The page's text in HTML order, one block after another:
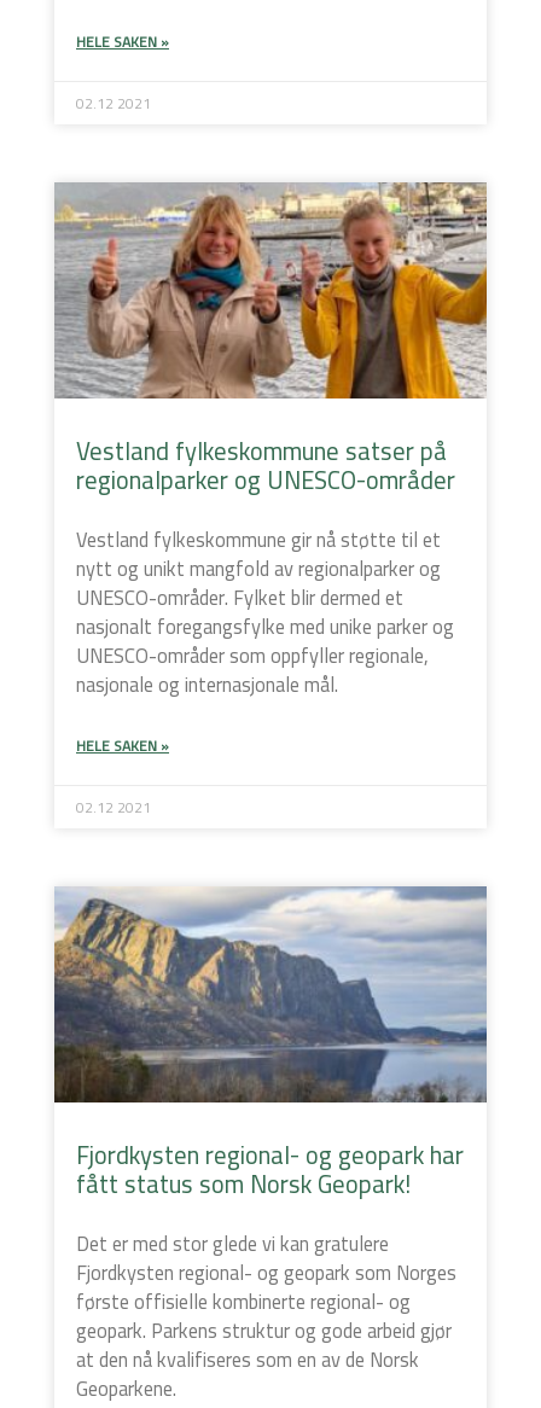
HELE SAKEN »
02.12 2021
Vestland fylkeskommune satser på
regionalparker og UNESCO-områder
Vestland fylkeskommune gir nå støtte til et
nytt og unikt mangfold av regionalparker og
UNESCO-områder. Fylket blir dermed et
nasjonalt foregangsfylke med unike parker og
UNESCO-områder som oppfyller regionale,
nasjonale og internasjonale mål.
HELE SAKEN »
02.12 2021
Fjordkysten regional- og geopark har
fått status som Norsk Geopark!
Det er med stor glede vi kan gratulere
Fjordkysten regional- og geopark som Norges
første offisielle kombinerte regional- og
geopark. Parkens struktur og gode arbeid gjør
at den nå kvalifiseres som en av de Norsk
Geoparkene.